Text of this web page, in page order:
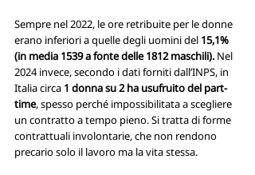
Sempre nel 2022, le ore retribuite per le donne
erano inferiori a quelle degli uomini del 15,1%
(in media 1539 a fonte delle 1812 maschili). Nel
2024 invece, secondo i dati forniti dall’INPS, in
Italia circa 1 donna su 2 ha usufruito del part-
time, spesso perché impossibilitata a scegliere
un contratto a tempo pieno. Si tratta di forme
contrattuali involontarie, che non rendono
precario solo il lavoro ma la vita stessa.